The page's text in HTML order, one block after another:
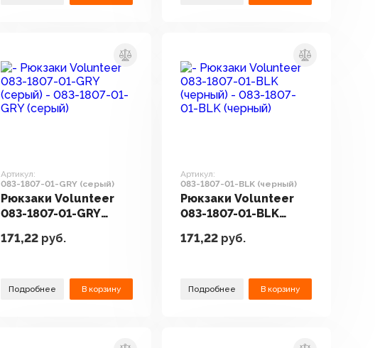
Артикул:
083-1807-01-GRY (серый)
Рюкзаки Volunteer
083-1807-01-GRY
171,22 руб.
Подробнее В корзину
Артикул:
083-1807-01-BLK (черный)
Рюкзаки Volunteer
083-1807-01-BLK
171,22 руб.
Подробнее В корзину